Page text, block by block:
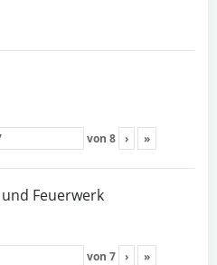
von 8 › »
Feuerwerk
von 7 › »